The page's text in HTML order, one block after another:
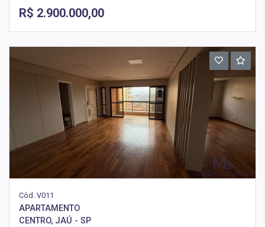
R$ 2.900.000,00
Cód. V011
APARTAMENTO
CENTRO, JAÚ - SP